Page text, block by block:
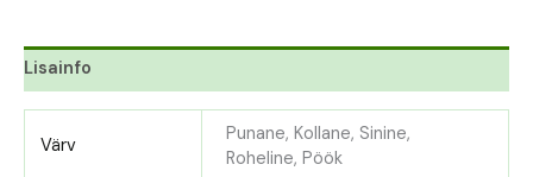
Lisainfo
Värv
Punane, Kollane, Sinine,
Roheline, Pöök